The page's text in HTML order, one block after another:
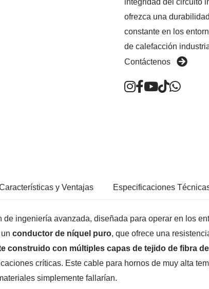
integridad del circuito
ofrezca una
constante en los
de calefacción
Contáctenos
y Ventajas Especificaciones
de ingeniería avanzada, diseñada para operar en los
conductor de níquel puro, que ofrece una
construido con múltiples capas de tejido de fibra
críticas. Este cable para hornos de muy alta
simplemente fallarían.